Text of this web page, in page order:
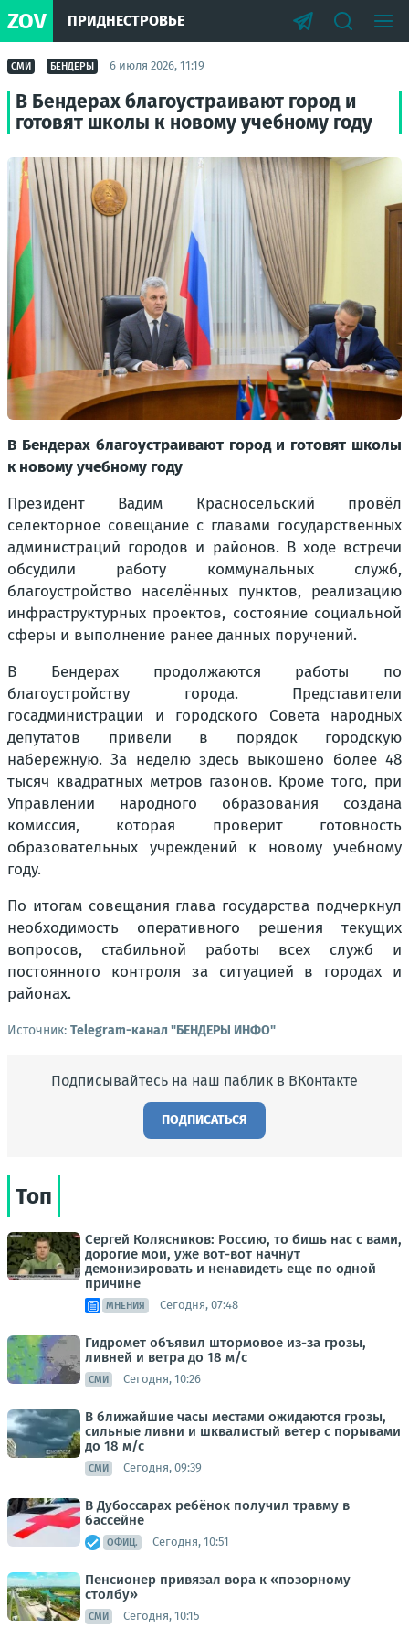
ZOV ПРИДНЕСТРОВЬЕ
СМИ БЕНДЕРЫ 6 июля 2026, 11:19
В Бендерах благоустраивают город и
готовят школы к новому учебному году
В Бендерах благоустраивают город и готовят школы
к новому учебному году
Президент Вадим Красносельский провёл
селекторное совещание с главами государственных
администраций городов и районов. В ходе встречи
обсудили работу коммунальных служб,
благоустройство населённых пунктов, реализацию
инфраструктурных проектов, состояние социальной
сферы и выполнение ранее данных поручений.
В Бендерах продолжаются работы по
благоустройству города. Представители
госадминистрации и городского Совета народных
депутатов привели в порядок городскую
набережную. За неделю здесь выкошено более 48
тысяч квадратных метров газонов. Кроме того, при
Управлении народного образования создана
комиссия, которая проверит готовность
образовательных учреждений к новому учебному
году.
По итогам совещания глава государства подчеркнул
необходимость оперативного решения текущих
вопросов, стабильной работы всех служб и
постоянного контроля за ситуацией в городах и
районах.
Источник: Telegram-канал "БЕНДЕРЫ ИНФО"
Подписывайтесь на наш паблик в ВКонтакте
ПОДПИСАТЬСЯ
Топ
Сергей Колясников: Россию, то бишь нас с вами,
дорогие мои, уже вот-вот начнут
демонизировать и ненавидеть еще по одной
причине
МНЕНИЯ Сегодня, 07:48
Гидромет объявил штормовое из-за грозы,
ливней и ветра до 18 м/с
СМИ Сегодня, 10:26
В ближайшие часы местами ожидаются грозы,
сильные ливни и шквалистый ветер с порывами
до 18 м/с
СМИ Сегодня, 09:39
В Дубоссарах ребёнок получил травму в
бассейне
ОФИЦ. Сегодня, 10:51
Пенсионер привязал вора к «позорному
столбу»
СМИ Сегодня, 10:15